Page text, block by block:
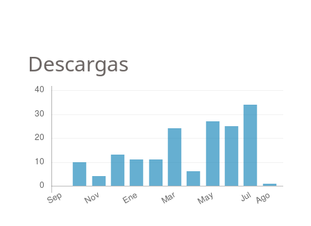
Descargas